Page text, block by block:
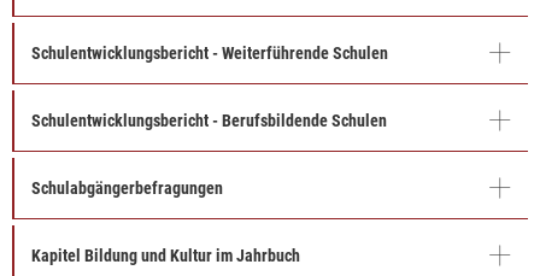
Schulentwicklungsbericht - Weiterführende Schulen
Schulentwicklungsbericht - Berufsbildende Schulen
Schulabgängerbefragungen
Kapitel Bildung und Kultur im Jahrbuch